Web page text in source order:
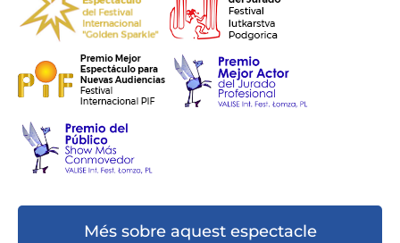
Més sobre aquest espectacle